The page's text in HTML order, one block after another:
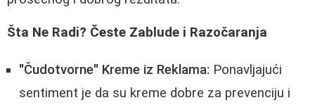
Šta Ne Radi? Česte Zablude i Razočaranja
"Čudotvorne" Kreme iz Reklama: Ponavljajući
sentiment je da su kreme dobre za prevenciju i